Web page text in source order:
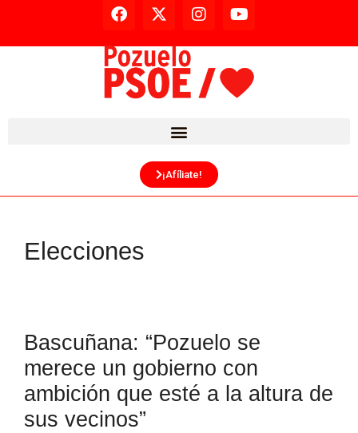
¡Afíliate!
Elecciones
Bascuñana: “Pozuelo se
merece un gobierno con
ambición que esté a la altura de
sus vecinos”